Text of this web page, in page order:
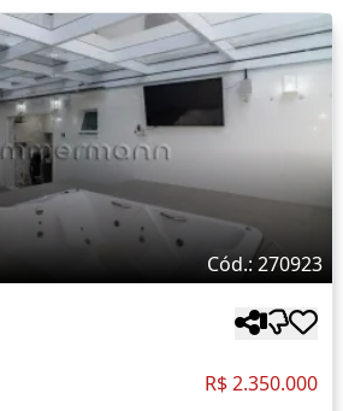
Cód.: 270923
R$ 2.350.000